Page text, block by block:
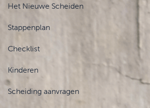
Het Nieuwe Scheiden
Stappenplan
Checklist
Kinderen
Scheiding aanvragen